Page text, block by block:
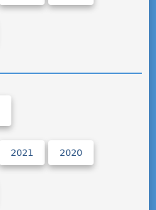
2021 2020